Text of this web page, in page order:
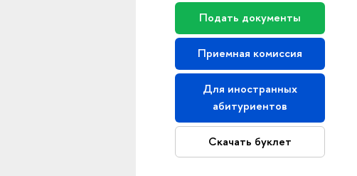
Подать документы
Приемная комиссия
Для иностранных
абитуриентов
Скачать буклет